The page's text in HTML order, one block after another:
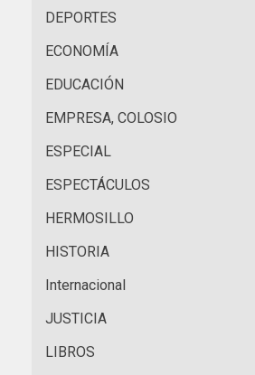
DEPORTES
ECONOMÍA
EDUCACIÓN
EMPRESA, COLOSIO
ESPECIAL
ESPECTÁCULOS
HERMOSILLO
HISTORIA
Internacional
JUSTICIA
LIBROS